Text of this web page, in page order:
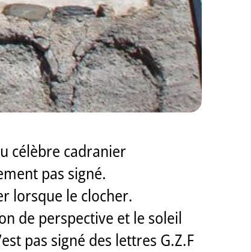
célèbre cadranier
pas signé.
lorsque le clocher.
de perspective et le soleil
pas signé des lettres G.Z.F